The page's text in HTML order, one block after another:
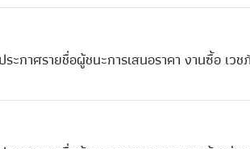
ะกาศรายชื่อผู้ชนะการเสนอราคา งานซื้อ เ